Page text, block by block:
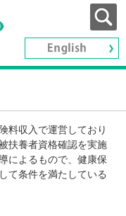
料収入で運営しており
扶養者資格確認を実施
によるもので、健康保
て条件を満たしている